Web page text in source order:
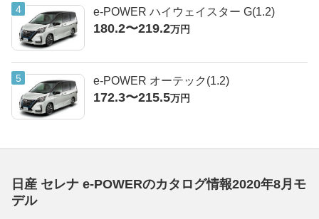
e-POWER ハイウェイスター G(1.2)
180.2〜219.2万円
e-POWER オーテック(1.2)
172.3〜215.5万円
日産 セレナ e-POWERのカタログ情報2020年8月モ
デル